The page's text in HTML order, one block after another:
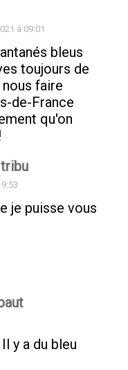
à 09:01
bleus
toujours de
faire
de-France
qu'on
je puisse vous
y a du bleu